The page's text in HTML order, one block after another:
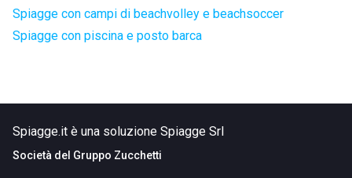
Spiagge con campi di beachvolley e beachsoccer
Spiagge con piscina e posto barca
Spiagge.it è una soluzione Spiagge Srl
Società del Gruppo Zucchetti